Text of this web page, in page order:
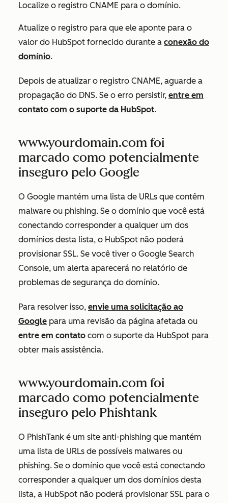
Localize o registro CNAME para o domínio.
Atualize o registro para que ele aponte para o
valor do HubSpot fornecido durante a conexão do
domínio.
Depois de atualizar o registro CNAME, aguarde a
propagação do DNS. Se o erro persistir, entre em
contato com o suporte da HubSpot.
www.yourdomain.com foi
marcado como potencialmente
inseguro pelo Google
O Google mantém uma lista de URLs que contêm
malware ou phishing. Se o domínio que você está
conectando corresponder a qualquer um dos
domínios desta lista, o HubSpot não poderá
provisionar SSL. Se você tiver o Google Search
Console, um alerta aparecerá no relatório de
problemas de segurança do domínio.
Para resolver isso, envie uma solicitação ao
Google para uma revisão da página afetada ou
entre em contato com o suporte da HubSpot para
obter mais assistência.
www.yourdomain.com foi
marcado como potencialmente
inseguro pelo Phishtank
O PhishTank é um site anti-phishing que mantém
uma lista de URLs de possíveis malwares ou
phishing. Se o domínio que você está conectando
corresponder a qualquer um dos domínios desta
lista, a HubSpot não poderá provisionar SSL para o